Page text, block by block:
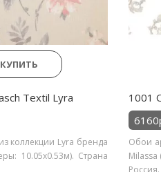
КУПИТЬ
Textil Lyra
коллекции Lyra бренда
10.05х0.53м). Страна
1001
Обои